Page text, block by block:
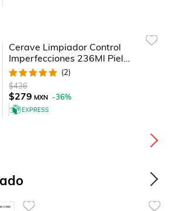
Cerave Limpiador Control
Imperfecciones 236Ml Piel
Grasa
(2)
$436
$279 MXN -36%